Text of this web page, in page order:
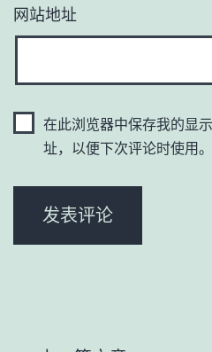
网站地址
在此浏览器中保存我的显
址，以便下次评论时使用。